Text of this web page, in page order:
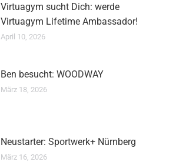
Virtuagym sucht Dich: werde
Virtuagym Lifetime Ambassador!
April 10, 2026
Ben besucht: WOODWAY
März 18, 2026
Neustarter: Sportwerk+ Nürnberg
März 16, 2026